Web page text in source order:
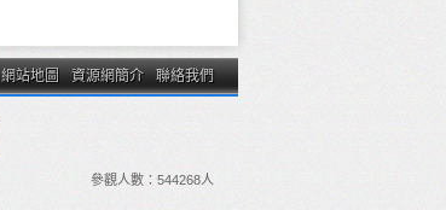
網站地圖 資源網簡介 聯絡我們
參觀人數： 544268人